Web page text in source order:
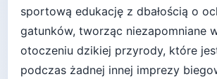
sportową edukację z dbałością o
gatunków, tworząc niezapomniane
otoczeniu dzikiej przyrody, które
podczas żadnej innej imprezy